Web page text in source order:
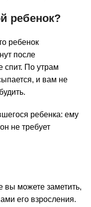
ребенок?
ребенок
после
спит. По утрам
и вам не
ребенка: ему
не требует
вы можете заметить,
его взросления.